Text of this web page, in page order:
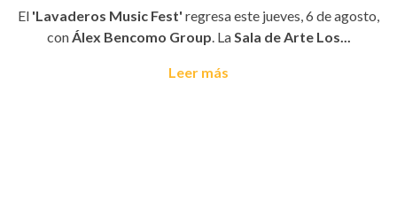
El 'Lavaderos Music Fest' regresa este jueves, 6 de agosto,
conÁlex Bencomo Group. LaSala de Arte Los...
Leer más